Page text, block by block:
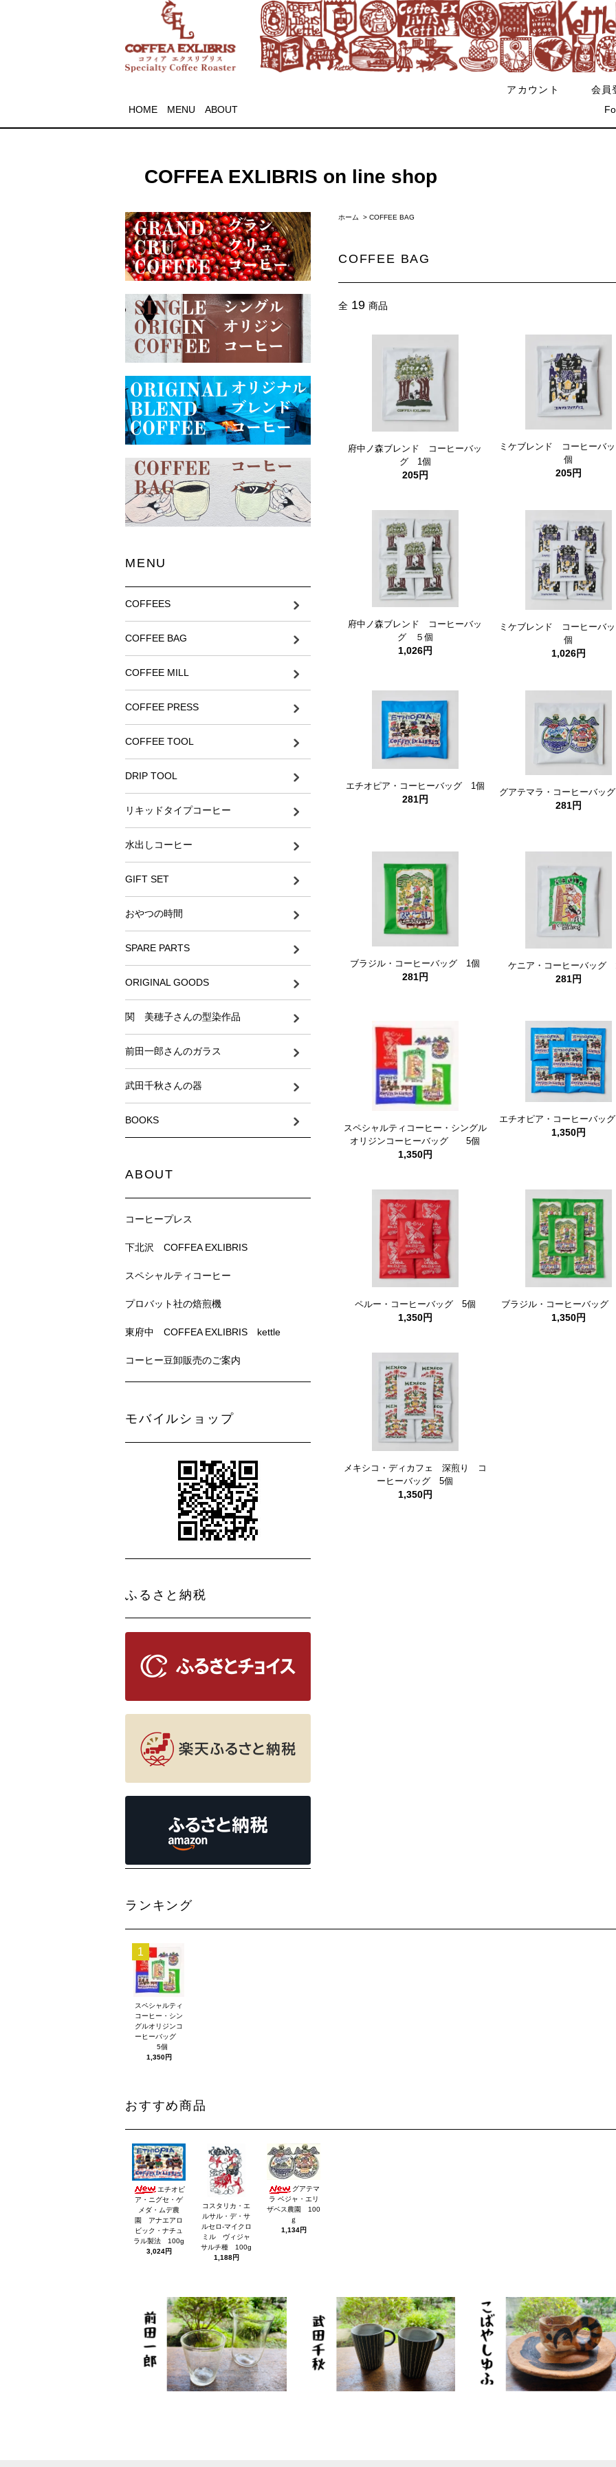
アカウント 会員
HOME
MENU ABOUT
COFFEA EXLIBRIS on line shop
ホーム > COFFEE BAG
COFFEE BAG
全 19 商品
府中ノ森ブレンド コーヒーバッ
グ 1個
205円
ミケブレンド コーヒーバ
個
205円
府中ノ森ブレンド コーヒーバッ
グ ５個
1,026円
ミケブレンド コーヒーバ
個
1,026円
エチオピア・コーヒーバッグ 1個
281円
グアテマラ・コーヒーバッ
281円
ブラジル・コーヒーバッグ 1個
281円
ケニア・コーヒーバッグ
281円
スペシャルティコーヒー・シングル
オリジンコーヒーバッグ 5個
1,350円
エチオピア・コーヒーバッ
1,350円
ペルー・コーヒーバッグ 5個
1,350円
ブラジル・コーヒーバッグ
1,350円
メキシコ・ディカフェ 深煎り コ
ーヒーバッグ 5個
1,350円
MENU
COFFEES
COFFEE BAG
COFFEE MILL
COFFEE PRESS
COFFEE TOOL
DRIP TOOL
リキッドタイプコーヒー
水出しコーヒー
GIFT SET
おやつの時間
SPARE PARTS
ORIGINAL GOODS
関 美穂子さんの型染作品
前田一郎さんのガラス
武田千秋さんの器
BOOKS
ABOUT
コーヒープレス
下北沢 COFFEA EXLIBRIS
スペシャルティコーヒー
プロバット社の焙煎機
東府中 COFFEA EXLIBRIS kettle
コーヒー豆卸販売のご案内
モバイルショップ
ふるさと納税
ランキング
1
スペシャルティ
コーヒー・シン
グルオリジンコ
ーヒーバッグ
5個
1,350円
おすすめ商品
エチオピ
ア・ニグセ・ゲ
メダ・ムデ農
園 アナエアロ
ビック・ナチュ
ラル製法 100g
3,024円
コスタリカ・エ
ルサル・デ・サ
ルセロ-マイクロ
ミル ヴィジャ
サルチ種 100g
1,188円
グアテマ
ラ ベジャ・エリ
ザベス農園 100
ｇ
1,134円